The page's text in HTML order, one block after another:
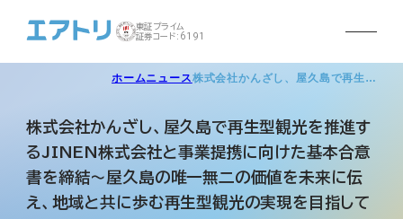
東証プライム
証券コード:6191
ホームニュース株式会社かんざし、屋久島で再生…
株式会社かんざし、屋久島で再生型観光を推進す
るJINEN株式会社と事業提携に向けた基本合意
書を締結～屋久島の唯一無二の価値を未来に伝
え、地域と共に歩む再生型観光の実現を目指して